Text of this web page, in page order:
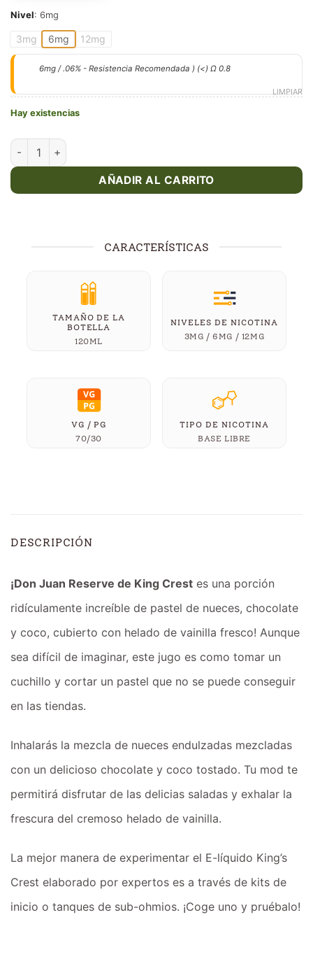
Nivel: 6mg
3mg 6mg 12mg
LIMPIAR
6mg / .06% - Resistencia Recomendada ) (<) Ω 0.8
Hay existencias
Don Juan Reserve | King Crest - E-Juice 120ml cantidad
AÑADIR AL CARRITO
CARACTERÍSTICAS
TAMAÑO DE LA
BOTELLA
120ML
NIVELES DE NICOTINA
3MG / 6MG / 12MG
VG / PG
70/30
TIPO DE NICOTINA
BASE LIBRE
DESCRIPCIÓN
¡Don Juan Reserve de King Crest es una porción
ridículamente increíble de pastel de nueces, chocolate
y coco, cubierto con helado de vainilla fresco! Aunque
sea difícil de imaginar, este jugo es como tomar un
cuchillo y cortar un pastel que no se puede conseguir
en las tiendas.
Inhalarás la mezcla de nueces endulzadas mezcladas
con un delicioso chocolate y coco tostado. Tu mod te
permitirá disfrutar de las delicias saladas y exhalar la
frescura del cremoso helado de vainilla.
La mejor manera de experimentar el E-líquido King’s
Crest elaborado por expertos es a través de kits de
inicio o tanques de sub-ohmios. ¡Coge uno y pruébalo!